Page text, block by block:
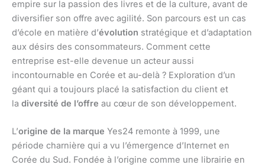
empire sur la passion des livres et de la culture, avant de
diversifier son offre avec agilité. Son parcours est un cas
d’école en matière d’évolution stratégique et d’adaptation
aux désirs des consommateurs. Comment cette
entreprise est-elle devenue un acteur aussi
incontournable en Corée et au-delà ? Exploration d’un
géant qui a toujours placé la satisfaction du client et
la diversité de l’offre au cœur de son développement.
L’origine de la marque Yes24 remonte à 1999, une
période charnière qui a vu l’émergence d’Internet en
Corée du Sud. Fondée à l’origine comme une librairie en